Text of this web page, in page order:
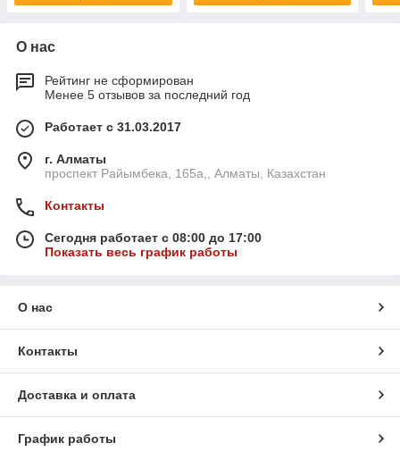
О нас
Рейтинг не сформирован
Менее 5 отзывов за последний год
Работает с 31.03.2017
г. Алматы
проспект Райымбека, 165а,, Алматы, Казахстан
Контакты
Сегодня работает с 08:00 до 17:00
Показать весь график работы
О нас
Контакты
Доставка и оплата
График работы